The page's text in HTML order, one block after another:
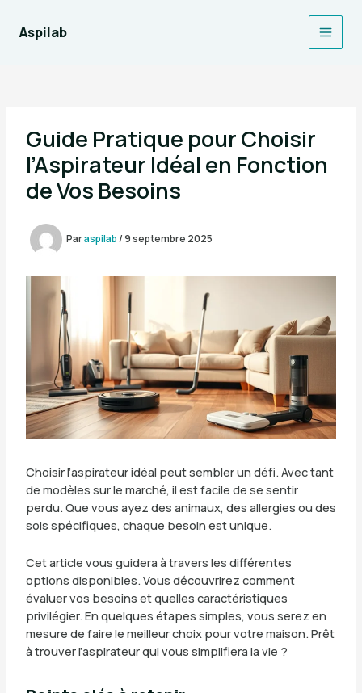
contenu
Aspilab
Main
Guide Pratique pour Choisir
l’Aspirateur Idéal en Fonction
de Vos Besoins
Paraspilab/9 septembre 2025
Choisir l’aspirateur idéal peut sembler un défi. Avec tant
de modèles sur le marché, il est facile de se sentir
perdu. Que vous ayez des animaux, des allergies ou des
sols spécifiques, chaque besoin est unique.
Cet article vous guidera à travers les différentes
options disponibles. Vous découvrirez comment
évaluer vos besoins et quelles caractéristiques
privilégier. En quelques étapes simples, vous serez en
mesure de faire le meilleur choix pour votre maison. Prêt
à trouver l’aspirateur qui vous simplifiera la vie ?